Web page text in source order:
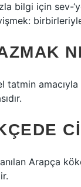
bilgi için sev-
tatmin
Arapça